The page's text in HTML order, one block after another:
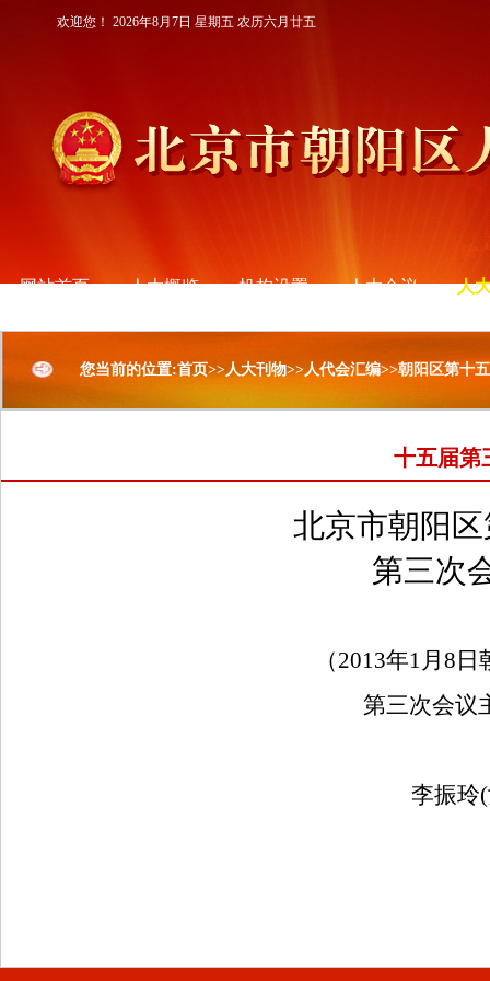
欢迎您！ 2026年8月7日 星期五 农历六月廿五
网站首页 人大概览 机构设置 人大会议 人
您当前的位置:首页>>人大刊物>>人代会汇编>>朝阳区第十
十五届第
北京市朝阳
第三次
（2013年1月8 日
第三次会议
李振玲